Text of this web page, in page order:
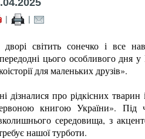
| |
світить сонечко і все
цього особливого дня
для маленьких друзів».
дізналися про рідкісних
книгою України». Під
середовища, з
нашої турботи.